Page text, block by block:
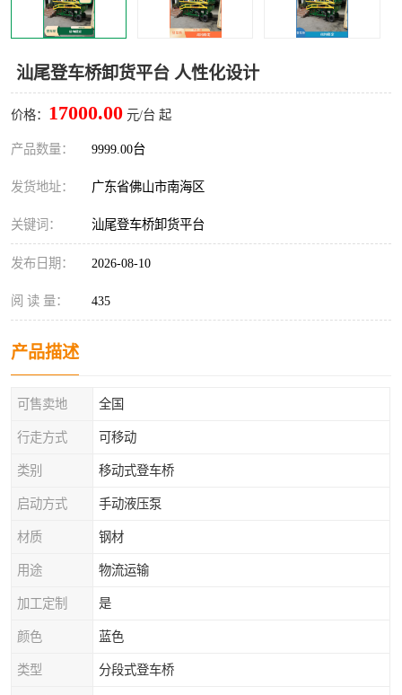
汕尾登车桥卸货平台 人性化设计
价格： 17000.00 元/台 起
产品数量： 9999.00台
发货地址： 广东省佛山市南海区
关键词： 汕尾登车桥卸货平台
发布日期： 2026-08-10
阅 读 量： 435
产品描述
可售卖地 全国
行走方式 可移动
类别 移动式登车桥
启动方式 手动液压泵
材质 钢材
用途 物流运输
加工定制 是
颜色 蓝色
类型 分段式登车桥